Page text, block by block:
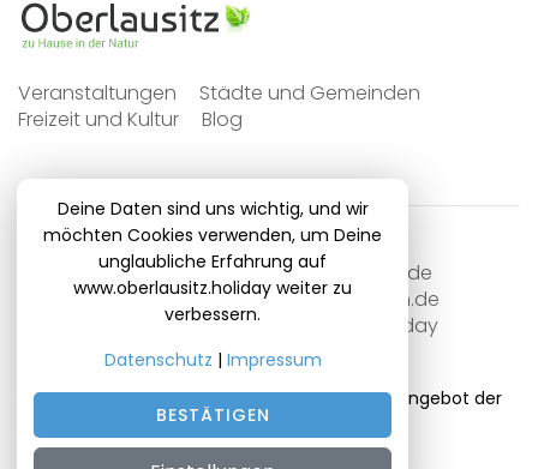
Veranstaltungen
Städte und Gemeinden
Freizeit und Kultur
Blog
DieBayern.de
DieBrandenburger.de
DieSachsen.de
DieNiedersachsen.de
DieThueringer.de
oberlausitz.holiday
OnlinedatingKompass.de
© 2014 - 2026 oberlausitz.holiday | Ein Serviceangebot der
021 Media UG (haftungsbeschränkt) .
Impressum . Datenschutz
Deine Daten sind uns wichtig, und wir
möchten Cookies verwenden, um Deine
unglaubliche Erfahrung auf
www.oberlausitz.holiday weiter zu
verbessern.
Datenschutz | Impressum
BESTÄTIGEN
DANKE